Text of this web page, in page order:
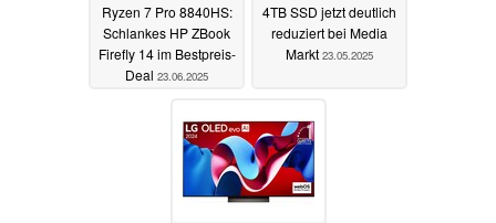
Ryzen 7 Pro 8840HS:
Schlankes HP ZBook
Firefly 14 im Bestpreis-
Deal 23.06.2025
4TB SSD jetzt deutlich
reduziert bei Media
Markt 23.05.2025